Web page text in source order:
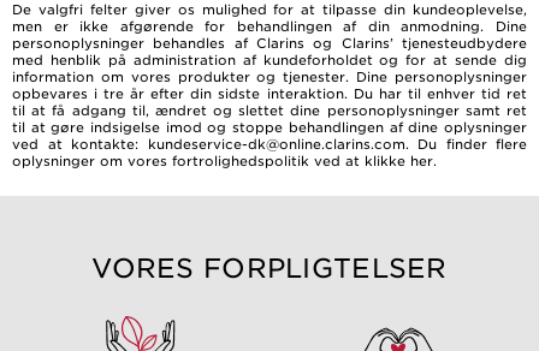
De valgfri felter giver os mulighed for at tilpasse din kundeoplevelse,
men er ikke afgørende for behandlingen af ​​din anmodning. Dine
personoplysninger behandles af Clarins og Clarins’ tjenesteudbydere
med henblik på administration af kundeforholdet og for at sende dig
information om vores produkter og tjenester. Dine personoplysninger
opbevares i tre år efter din sidste interaktion. Du har til enhver tid ret
til at få adgang til, ændret og slettet dine personoplysninger samt ret
til at gøre indsigelse imod og stoppe behandlingen af dine oplysninger
ved at kontakte: kundeservice-dk@online.clarins.com. Du finder flere
oplysninger om vores fortrolighedspolitik ved at klikke her.
VORES FORPLIGTELSER